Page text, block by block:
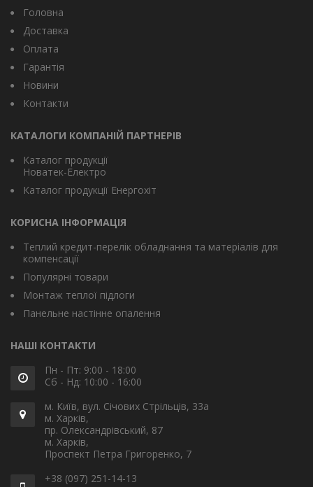
Головна
Доставка
Оплата
Гарантія
Новини
Контакти
КАТАЛОГИ КОМПАНІЙ ПАРТНЕРІВ
Каталог продукції
Новатек-Електро
Каталог продукції Енергохіт
КОРИСНА ІНФОРМАЦІЯ
Теплий кредит-перелік обладнання та матеріалів для
компенсації
Популярні товари
Монтаж теплої підлоги
Панельне настінне опалення
НАШІ КОНТАКТИ
Пн - Пт: 9:00 - 18:00
Сб - Нд: 10:00 - 16:00
м. Київ, вул. Січових Стрільців, 33а
м. Харків,
пр. Олександрівський, 87
м. Харків,
Проспект Петра Григоренко, 7
+38 (097) 251-14-13